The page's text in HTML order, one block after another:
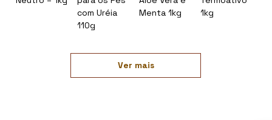
com Uréia
110g
Menta 1kg
1kg
Ver mais